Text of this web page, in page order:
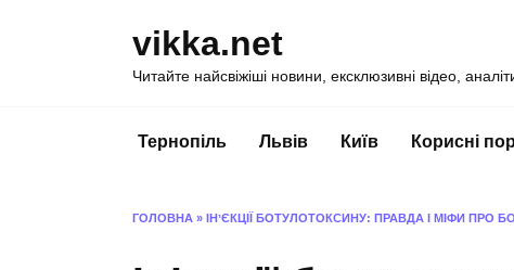
vikka.net
Читайте найсвіжіші новини, ексклюзивні відео,
Тернопіль Львів Київ Корисні
ГОЛОВНА » ІНʼЄКЦІЇ БОТУЛОТОКСИНУ: ПРАВДА І МІФИ ПРО